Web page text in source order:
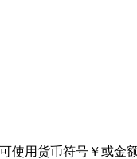
使用货币符号￥或金